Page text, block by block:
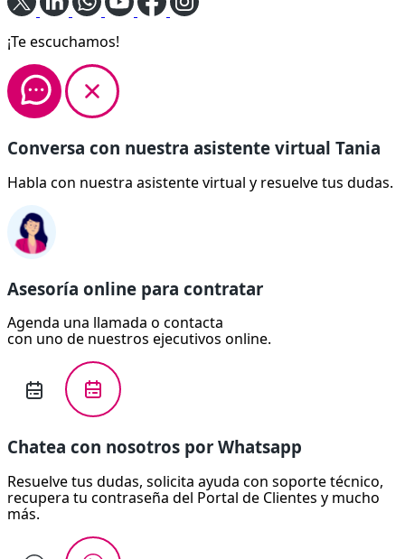
¡Te escuchamos!
Conversa con nuestra asistente virtual Tania
Habla con nuestra asistente virtual y resuelve tus dudas.
Asesoría online para contratar
Agenda una llamada o contacta
con uno de nuestros ejecutivos online.
Chatea con nosotros por Whatsapp
Resuelve tus dudas, solicita ayuda con soporte técnico,
recupera tu contraseña del Portal de Clientes y mucho
más.